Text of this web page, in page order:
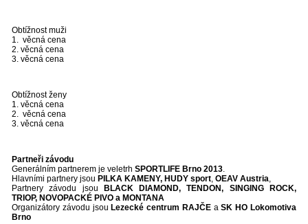
Obtížnost muži
1. věcná cena
2. věcná cena
3. věcná cena
Obtížnost ženy
1. věcná cena
2. věcná cena
3. věcná cena
Partneři závodu
Generálním partnerem je veletrh SPORTLIFE Brno 2013.
Hlavními partnery jsou PILKA KAMENY, HUDY sport, OEAV Austria,
Partnery závodu jsou BLACK DIAMOND, TENDON, SINGING ROCK,
TRIOP, NOVOPACKÉ PIVO a MONTANA
Organizátory závodu jsouLezecké centrum RAJČEaSK HO Lokomotiva
Brno